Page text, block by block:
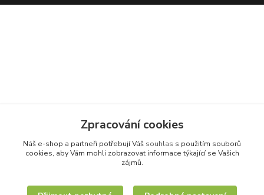
Zpracování cookies
Náš e-shop a partneři potřebují Váš souhlas s použitím souborů
cookies, aby Vám mohli zobrazovat informace týkající se Vašich
zájmů.